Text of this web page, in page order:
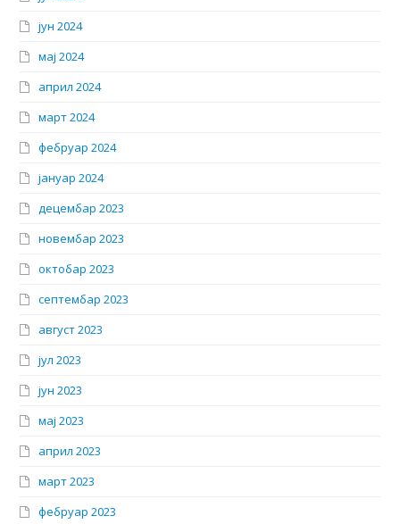
јун 2024
мај 2024
април 2024
март 2024
фебруар 2024
јануар 2024
децембар 2023
новембар 2023
октобар 2023
септембар 2023
август 2023
јул 2023
јун 2023
мај 2023
април 2023
март 2023
фебруар 2023